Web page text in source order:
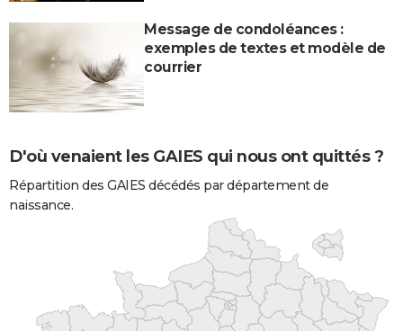
Message de condoléances :
exemples de textes et modèle de
courrier
D'où venaient les GAIES qui nous ont quittés ?
Répartition des GAIES décédés par département de
naissance.